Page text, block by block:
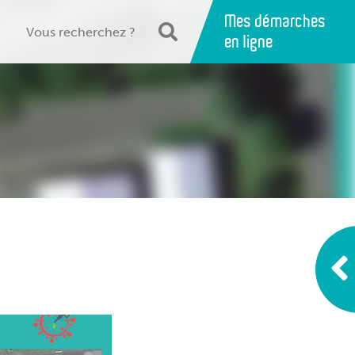
Mes démarches
en ligne